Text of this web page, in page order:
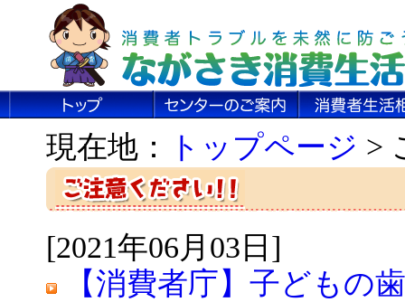
現在地： トップページ >
[2021年06月03日]
【消費者庁】子どもの